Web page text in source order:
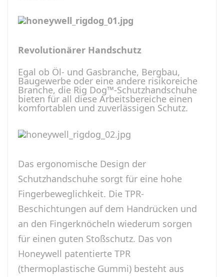
Revolutionärer Handschutz
Egal ob Öl- und Gasbranche, Bergbau,
Baugewerbe oder eine andere risikoreiche
Branche, die Rig Dog™-Schutzhandschuhe
bieten für all diese Arbeitsbereiche einen
komfortablen und zuverlässigen Schutz.
Das ergonomische Design der
Schutzhandschuhe sorgt für eine hohe
Fingerbeweglichkeit. Die TPR-
Beschichtungen auf dem Handrücken und
an den Fingerknöcheln wiederum sorgen
für einen guten Stoßschutz. Das von
Honeywell patentierte TPR
(thermoplastische Gummi) besteht aus